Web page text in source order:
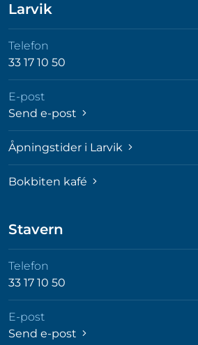
Larvik
Telefon
33 17 10 50
E-post
Send e-post
Åpningstider i Larvik
Bokbiten kafé
Stavern
Telefon
33 17 10 50
E-post
Send e-post